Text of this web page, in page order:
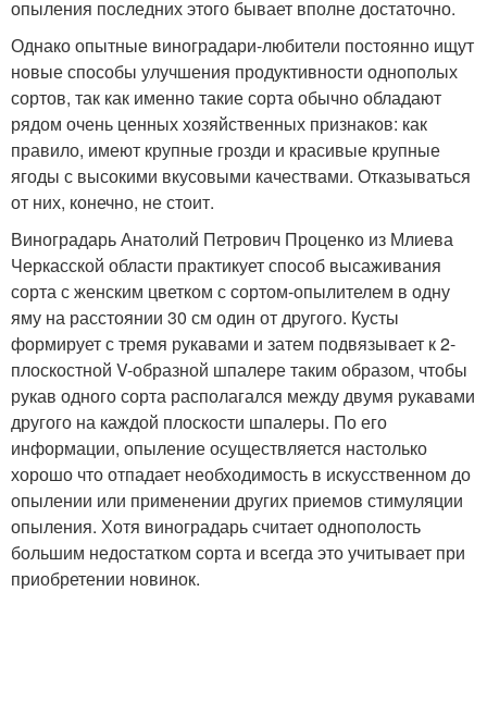
опыления последних этого бывает вполне достаточно.
Однако опытные виноградари-любители постоянно ищут
новые способы улучшения продуктивности однополых
сортов, так как именно такие сорта обычно обладают
рядом очень ценных хозяйственных признаков: как
правило, имеют крупные грозди и красивые крупные
ягоды с высокими вкусовыми качествами. Отказываться
от них, конечно, не стоит.
Виноградарь Анатолий Петрович Проценко из Млиева
Черкасской области практикует способ высаживания
сорта с женским цветком с сортом-опылителем в одну
яму на расстоянии 30 см один от другого. Кусты
формирует с тремя рукавами и затем подвязывает к 2-
плоскостной V-образной шпалере таким образом, чтобы
рукав одного сорта располагался между двумя рукавами
другого на каждой плоскости шпалеры. По его
информации, опыление осуществляется настолько
хорошо что отпадает необходимость в искусственном до
опылении или применении других приемов стимуляции
опыления. Хотя виноградарь считает однополость
большим недостатком сорта и всегда это учитывает при
приобретении новинок.